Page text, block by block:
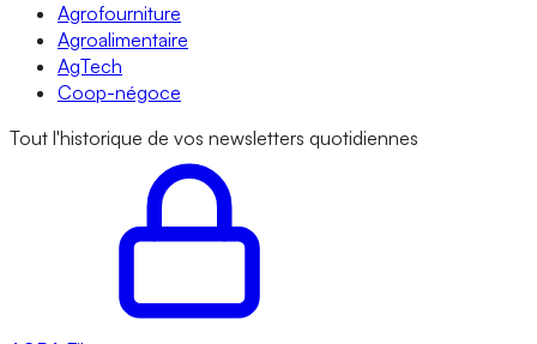
Agrofourniture
Agroalimentaire
AgTech
Coop-négoce
Tout l'historique de vos newsletters quotidiennes